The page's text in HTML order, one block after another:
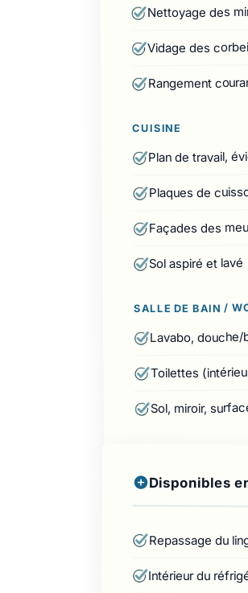
Nettoyage des
Vidage des
Rangement
CUISINE
Plan de travail,
Plaques de
Façades des
Sol aspiré et lavé
SALLE DE BAIN /
Lavabo, douche/
Toilettes
Sol, miroir,
Disponibles
Repassage du
Intérieur du